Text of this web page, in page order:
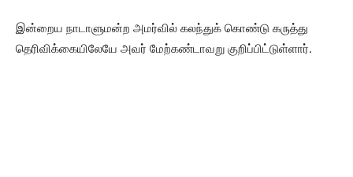
இன்றைய நாடாளுமன்ற அமர்வில் கலந்துக் கொண்டு கருத்து
தெரிவிக்கையிலேயே அவர் மேற்கண்டாவறு குறிப்பிட்டுள்ளார்.